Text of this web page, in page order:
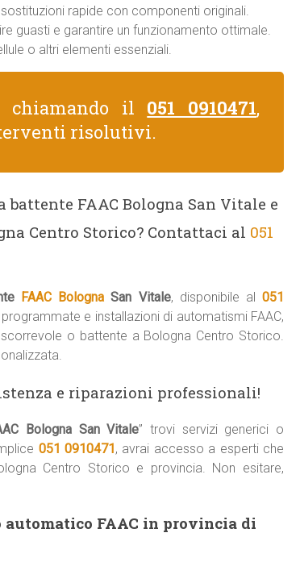
rapide con componenti originali.
guasti e garantire un funzionamento ottimale.
o altri elementi essenziali.
chiamando il 051 0910471,
risolutivi.
FAAC Bologna San Vitale e
Centro Storico? Contattaci al 051
FAAC Bologna San Vitale, disponibile al051
e installazioni di automatismi FAAC,
o battente a Bologna Centro Storico.
e riparazioni professionali!
Bologna San Vitale” trovi servizi generici o
051 0910471, avrai accesso a esperti che
Centro Storico e provincia. Non esitare,
FAAC in provincia di